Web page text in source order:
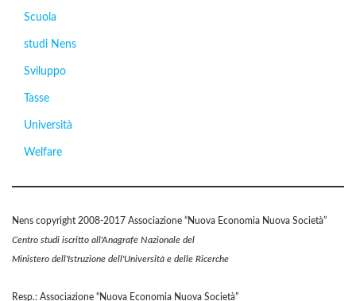
Scuola
studi Nens
Sviluppo
Tasse
Università
Welfare
Nens copyright 2008-2017 Associazione “Nuova Economia Nuova Società”
Centro studi iscritto all'Anagrafe Nazionale del
Ministero dell'Istruzione dell'Università e delle Ricerche
Resp.: Associazione “Nuova Economia Nuova Società”